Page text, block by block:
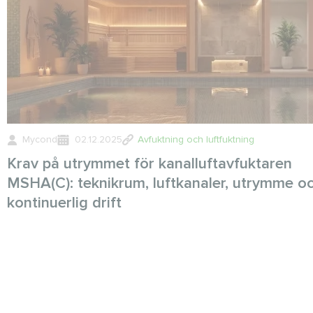
Mycond 02.12.2025 Avfuktning och luftfuktning
Krav på utrymmet för kanalluftavfuktaren
MSHA(C): teknikrum, luftkanaler, utrymme
kontinuerlig drift